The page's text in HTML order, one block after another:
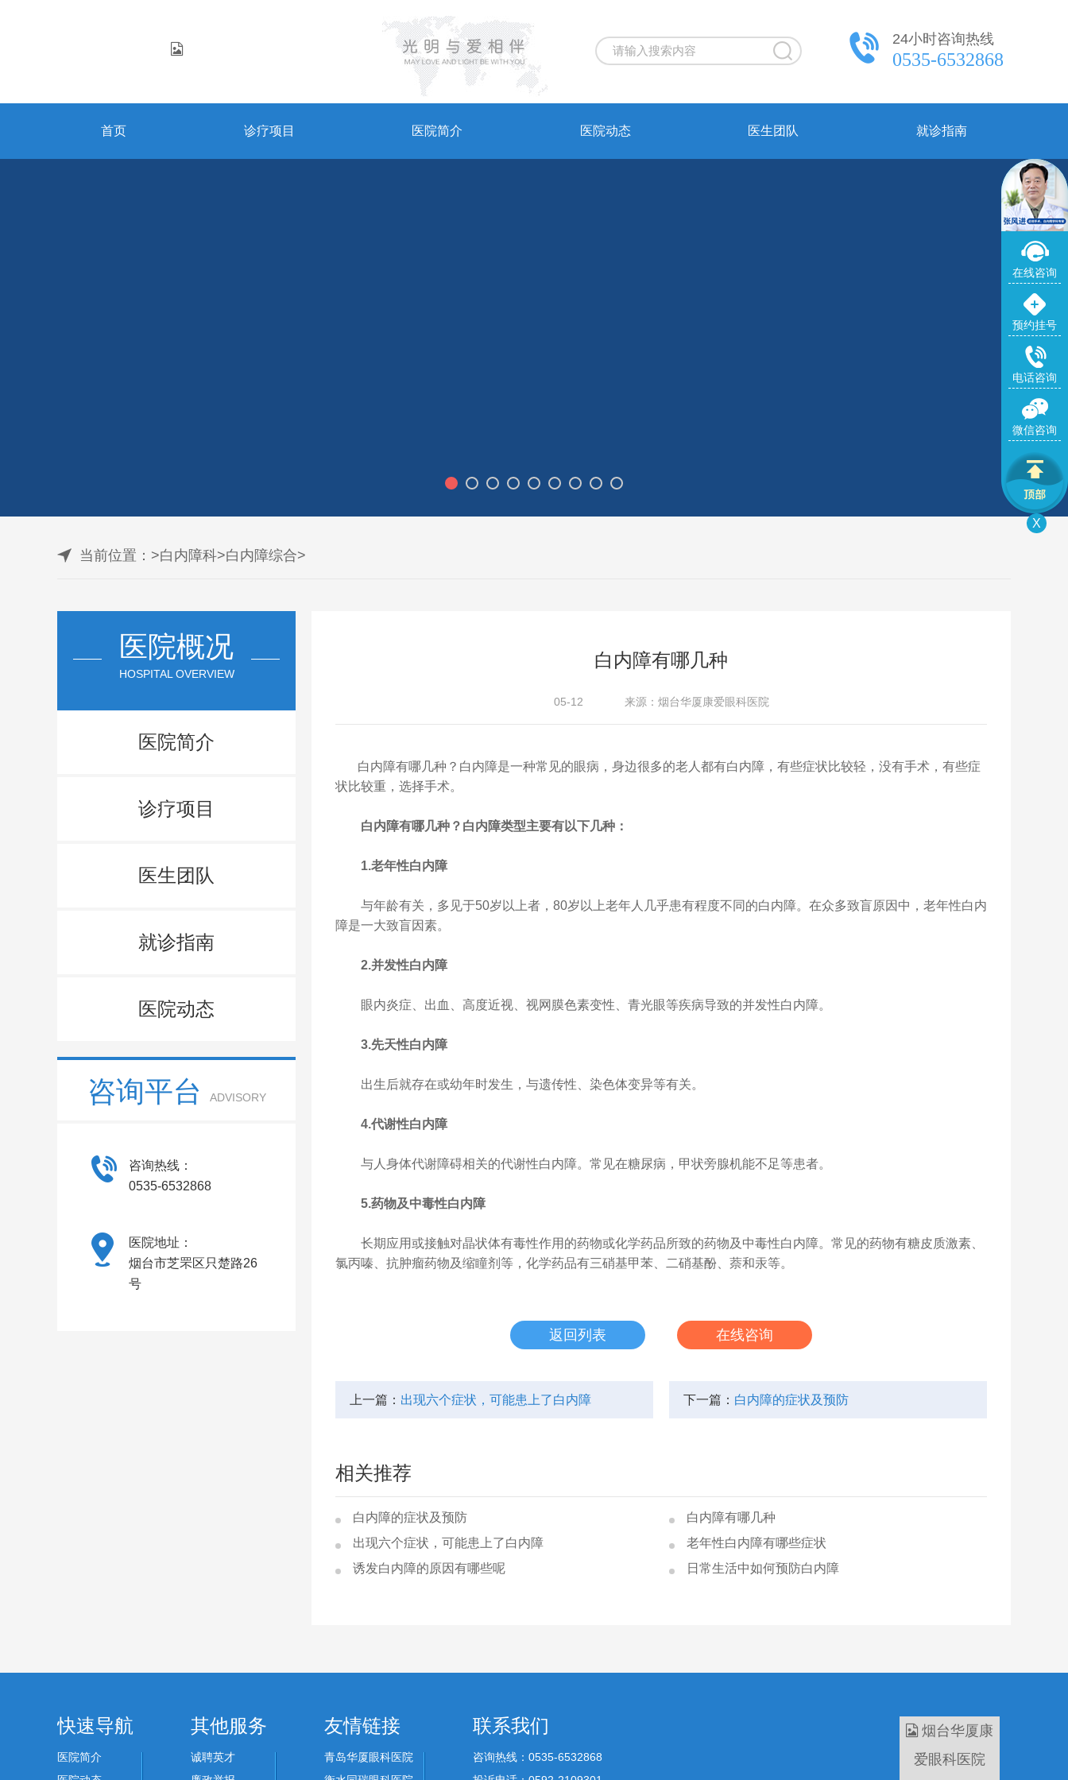
24小时咨询热线
0535-6532868
首页 诊疗项目 医院简介 医院动态 医生团队 就诊指南
当前位置： >白内障科>白内障综合>
医院概况
HOSPITAL OVERVIEW
医院简介
诊疗项目
医生团队
就诊指南
医院动态
咨询平台 ADVISORY
咨询热线：
0535-6532868
医院地址：
烟台市芝罘区只楚路26
号
白内障有哪几种
05-12 来源：烟台华厦康爱眼科医院
白内障有哪几种？白内障是一种常见的眼病，身边很多的老人都有白内障，有些症状比较轻，没有手术，有些症
状比较重，选择手术。
白内障有哪几种？白内障类型主要有以下几种：
1.老年性白内障
与年龄有关，多见于50岁以上者，80岁以上老年人几乎患有程度不同的白内障。在众多致盲原因中，老年性白内
障是一大致盲因素。
2.并发性白内障
眼内炎症、出血、高度近视、视网膜色素变性、青光眼等疾病导致的并发性白内障。
3.先天性白内障
出生后就存在或幼年时发生，与遗传性、染色体变异等有关。
4.代谢性白内障
与人身体代谢障碍相关的代谢性白内障。常见在糖尿病，甲状旁腺机能不足等患者。
5.药物及中毒性白内障
长期应用或接触对晶状体有毒性作用的药物或化学药品所致的药物及中毒性白内障。常见的药物有糖皮质激素、
氯丙嗪、抗肿瘤药物及缩瞳剂等，化学药品有三硝基甲苯、二硝基酚、萘和汞等。
返回列表 在线咨询
上一篇： 出现六个症状，可能患上了白内障 下一篇： 白内障的症状及预防
相关推荐
白内障的症状及预防
白内障有哪几种
出现六个症状，可能患上了白内障
老年性白内障有哪些症状
诱发白内障的原因有哪些呢
日常生活中如何预防白内障
快速导航
医院简介
其他服务
诚聘英才
友情链接
青岛华厦眼科医院
联系我们
咨询热线：0535-6532868
X
在线咨询
预约挂号
电话咨询
微信咨询